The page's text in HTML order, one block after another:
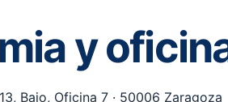
y
Bajo, Oficina 7 · 50006 Zaragoza